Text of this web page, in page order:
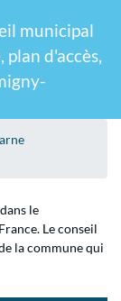
municipal
d'accès,
le
Le conseil
la commune qui